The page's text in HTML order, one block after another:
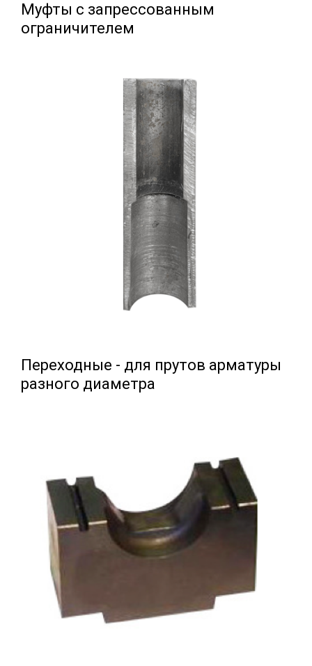
Муфты с запрессованным
ограничителем
Переходные - для прутов арматуры
разного диаметра